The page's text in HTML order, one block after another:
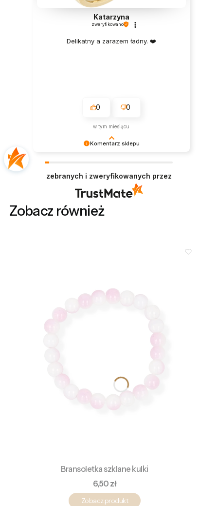
Komentarz sklepu
że jesteśmy na właściwym torze :) Z
pozdrowieniami, obsługa sklepu.
Katarzyna
zweryfikowano
Delikatny a zarazem ładny. ❤️
0 0
w tym miesiącu
zebranych i zweryfikowanych przez
Zobacz również
Bransoletka szklane kulki
Cena
6,50 zł
Zobacz produkt